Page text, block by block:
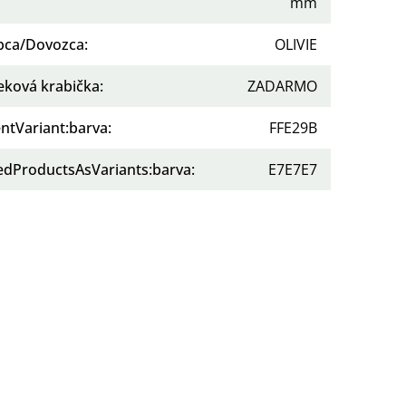
Dovozca: OLIVIE
krabička: ZADARMO
: FFE29B
: E7E7E7